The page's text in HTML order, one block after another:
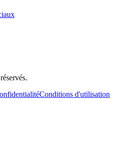
Conditions d'utilisation